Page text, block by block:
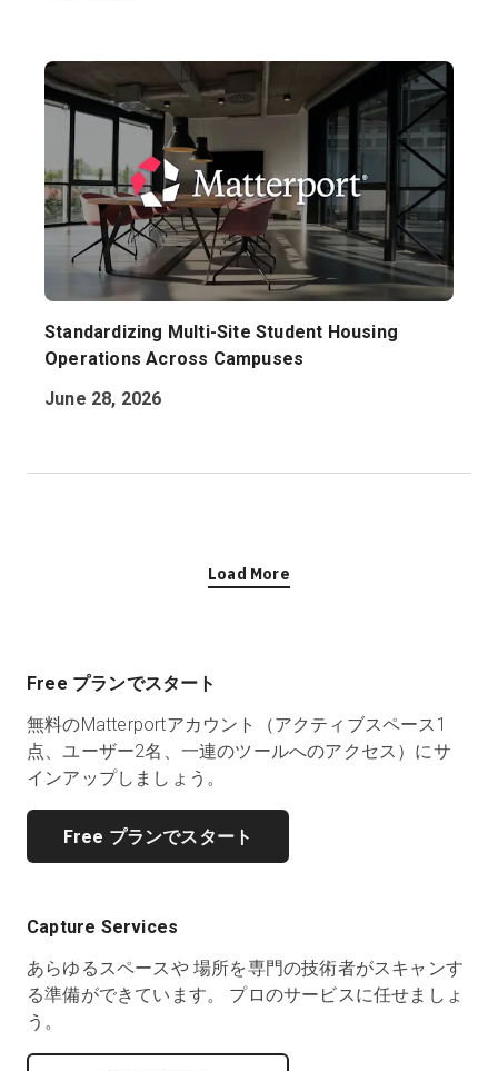
Standardizing Multi-Site Student Housing
Operations Across Campuses
June 28, 2026
Load More
Free プランでスタート
無料のMatterportアカウント（アクティブスペース1
点、ユーザー2名、一連のツールへのアクセス）にサ
インアップしましょう。
Free プランでスタート
Capture Services
あらゆるスペースや 場所を専門の技術者がスキャンす
る準備ができています。 プロのサービスに任せましょ
う。